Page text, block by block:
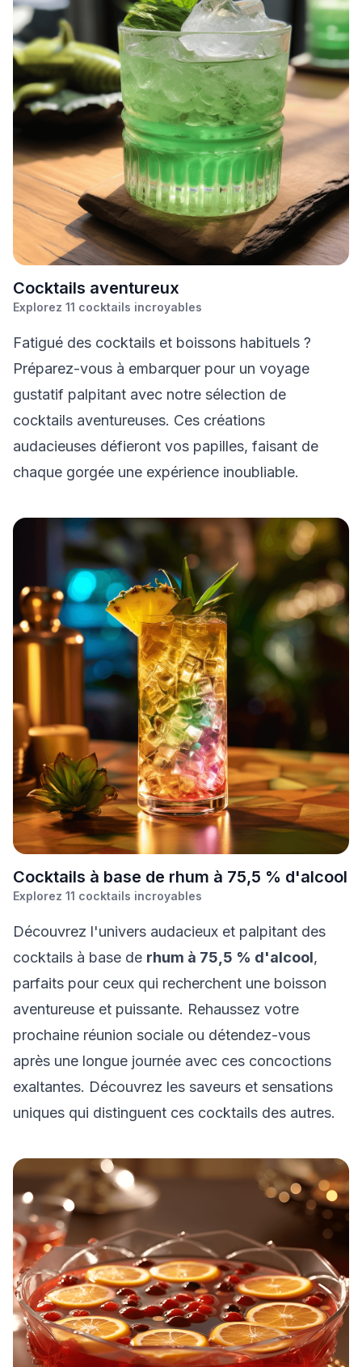
Cocktails aventureux
Explorez 11 cocktails incroyables
Fatigué des cocktails et boissons habituels ?
Préparez-vous à embarquer pour un voyage
gustatif palpitant avec notre sélection de
cocktails aventureuses. Ces créations
audacieuses défieront vos papilles, faisant de
chaque gorgée une expérience inoubliable.
Cocktails à base de rhum à 75,5 % d'alcool
Explorez 11 cocktails incroyables
Découvrez l'univers audacieux et palpitant des
cocktails à base de rhum à 75,5 % d'alcool,
parfaits pour ceux qui recherchent une boisson
aventureuse et puissante. Rehaussez votre
prochaine réunion sociale ou détendez-vous
après une longue journée avec ces concoctions
exaltantes. Découvrez les saveurs et sensations
uniques qui distinguent ces cocktails des autres.